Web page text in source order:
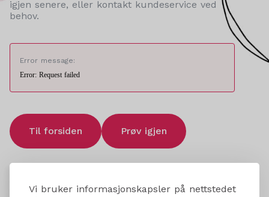
Vi bruker informasjonskapsler på nettstedet
igjen senere, eller kontakt kundeservice ved
behov.
Error message:
Error: Request failed
Til forsiden Prøv igjen